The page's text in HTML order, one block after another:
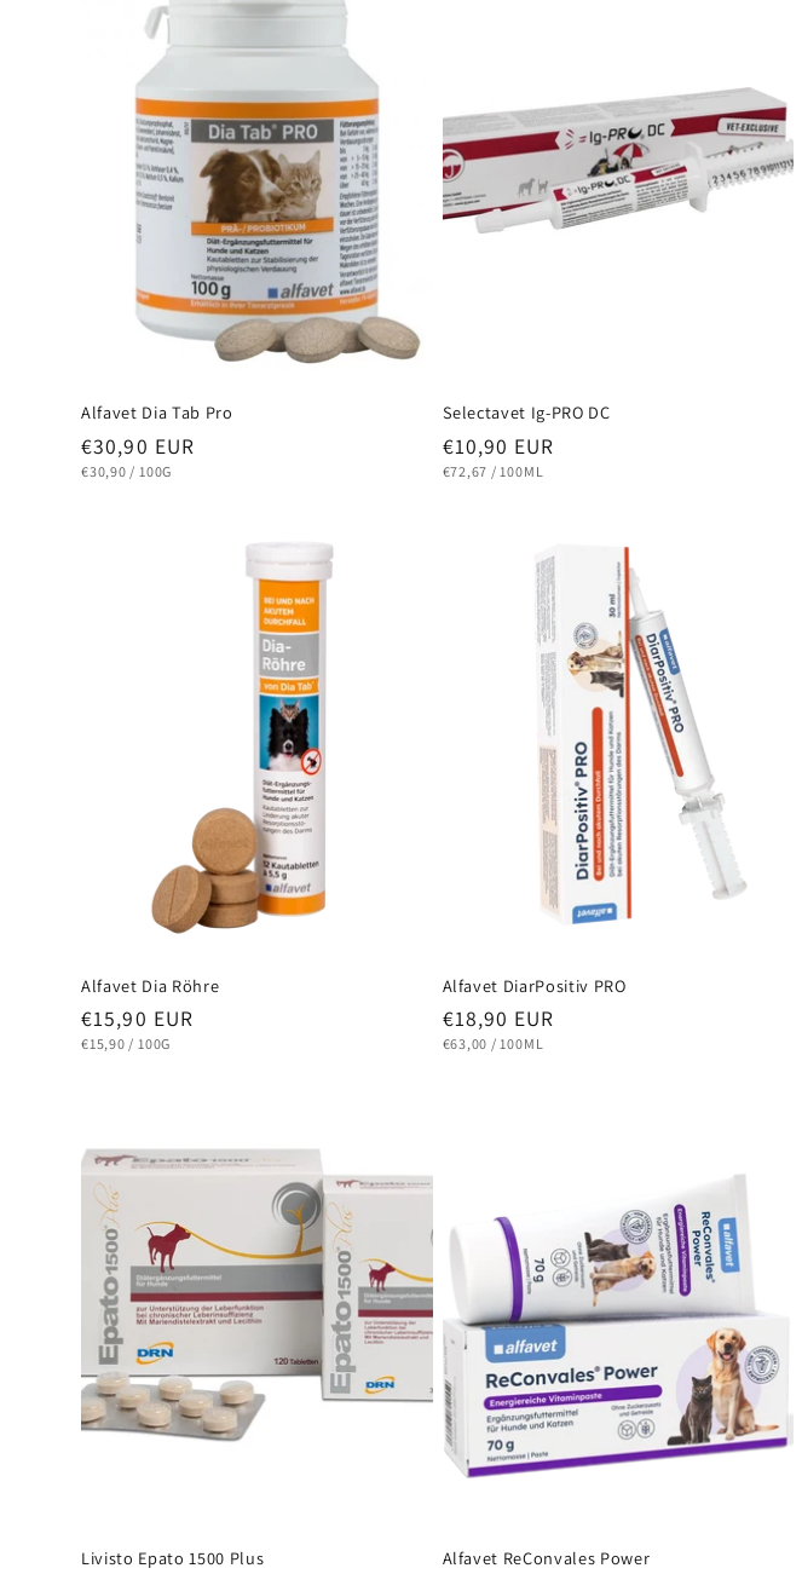
Alfavet Dia Tab Pro
Normaler
Preis
€30,90 EUR
STÜCKPREIS
€30,90 / PRO
100G
Selectavet Ig-PRO DC
Normaler
Preis
€10,90 EUR
STÜCKPREIS
€72,67 / PRO
100ML
Alfavet Dia Röhre
Normaler
Preis
€15,90 EUR
STÜCKPREIS
€15,90 / PRO
100G
Alfavet DiarPositiv PRO
Normaler
Preis
€18,90 EUR
STÜCKPREIS
€63,00 / PRO
100ML
Livisto Epato 1500 Plus Alfavet ReConvales Power